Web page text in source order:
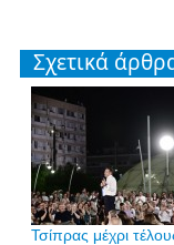
Σχετικά
Τσίπρας μέχρι